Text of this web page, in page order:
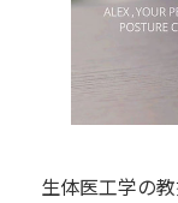
生体医工学の